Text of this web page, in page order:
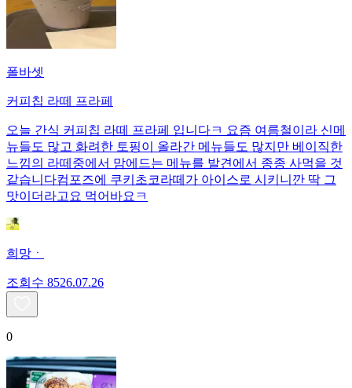
폴바셋
커피칩 라떼 프라페
오늘 간식 커피칩 라떼 프라페 입니다ㅋ 요즘 여름철이라 신메
뉴들도 많고 화려한 토핑이 올라간 메뉴들도 많지만 베이직한
느낌의 라떼중에서 맘에드는 메뉴를 발견에서 종종 사먹을 것
같습니다컴포즈에 쿠키초코라떼가 아이스로 시키니깐 딱 그
맛이더라고요 먹어바요ㅋ
희망ㆍ
조회수 8526.07.26
0